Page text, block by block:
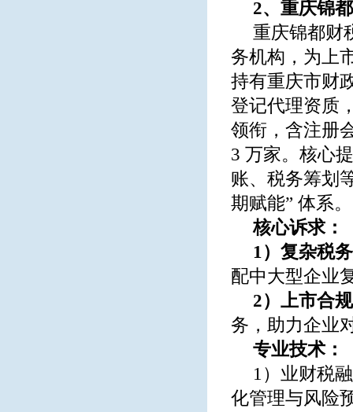
2、重庆锦
重庆锦都财
务机构，为上
持有重庆市财
登记代理资质
领衔，含注册
3 万家。核心
账、税务筹划
期赋能” 体系。
核心诉求：
1）复杂税
配中大型企业
2）上市合
务，助力企业
专业技术：
1）业财税
化管理与风险